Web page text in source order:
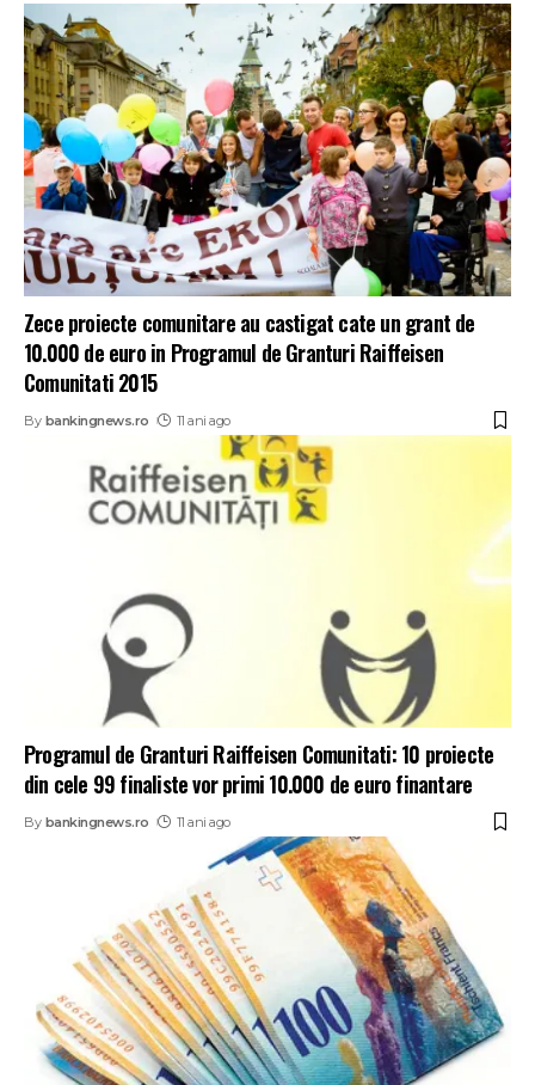
Zece proiecte comunitare au castigat cate un grant de
10.000 de euro in Programul de Granturi Raiffeisen
Comunitati 2015
By bankingnews.ro 11 ani ago
Programul de Granturi Raiffeisen Comunitati: 10 proiecte
din cele 99 finaliste vor primi 10.000 de euro finantare
By bankingnews.ro 11 ani ago